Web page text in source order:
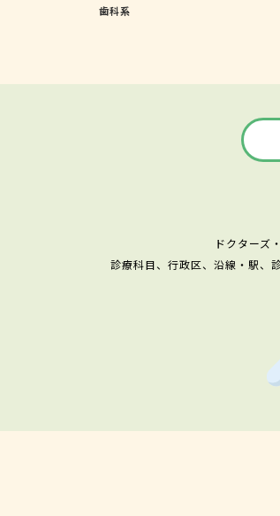
歯科系
ドクターズ
診療科目、行政区、沿線・駅、